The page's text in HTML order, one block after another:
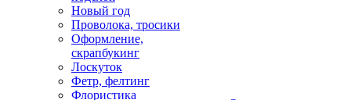
Новый год
Проволока, тросики
Оформление,
скрапбукинг
Лоскуток
Фетр, фелтинг
Флористика